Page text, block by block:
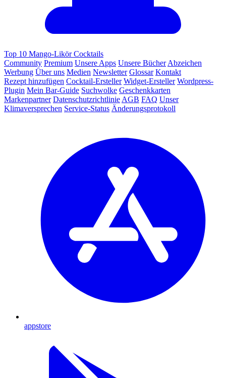
Top 10 Mango-Likör Cocktails
Community Premium Unsere Apps Unsere Bücher Abzeichen
Werbung Über uns Medien Newsletter Glossar Kontakt
Rezept hinzufügen Cocktail-Ersteller Widget-Ersteller Wordpress-
Plugin Mein Bar-Guide Suchwolke Geschenkkarten
Markenpartner Datenschutzrichtlinie AGB FAQ Unser
Klimaversprechen Service-Status Änderungsprotokoll
appstore